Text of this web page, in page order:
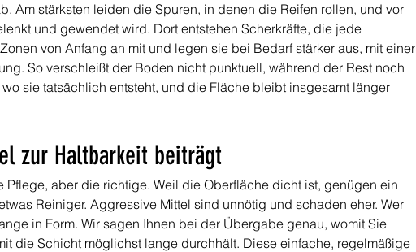
Am stärksten leiden die Spuren, in denen die Reifen rollen, und vor
und gewendet wird. Dort entstehen Scherkräfte, die jede
von Anfang an mit und legen sie bei Bedarf stärker aus, mit einer
So verschleißt der Boden nicht punktuell, während der Rest noch
sie tatsächlich entsteht, und die Fläche bleibt insgesamt länger
zur Haltbarkeit beiträgt
aber die richtige. Weil die Oberfläche dicht ist, genügen ein
Reiniger. Aggressive Mittel sind unnötig und schaden eher. Wer
in Form. Wir sagen Ihnen bei der Übergabe genau, womit Sie
die Schicht möglichst lange durchhält. Diese einfache, regelmäßige